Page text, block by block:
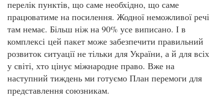
перелік пунктів, що саме необхідно, що саме
працюватиме на посилення. Жодної неможливої речі
там немає. Більш ніж на 90% усе виписано. І в
комплексі цей пакет може забезпечити правильний
розвиток ситуації не тільки для України, а й для всіх
у світі, хто цінує міжнародне право. Вже на
наступний тиждень ми готуємо План перемоги для
представлення союзникам.